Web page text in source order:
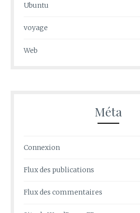
Ubuntu
voyage
Web
Méta
Connexion
Flux des publications
Flux des commentaires